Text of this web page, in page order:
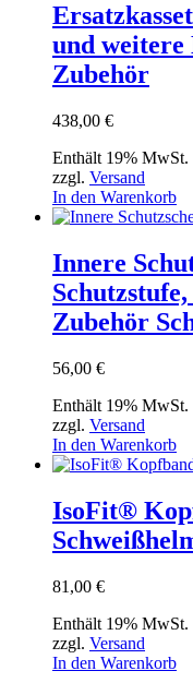
und weitere
Zubehör
438,00 €
Enthält 19% MwSt.
zzgl. Versand
In den Warenkorb
Innere
Zubehör
56,00 €
Enthält 19% MwSt.
zzgl. Versand
In den Warenkorb
IsoFit®
81,00 €
Enthält 19% MwSt.
zzgl. Versand
In den Warenkorb